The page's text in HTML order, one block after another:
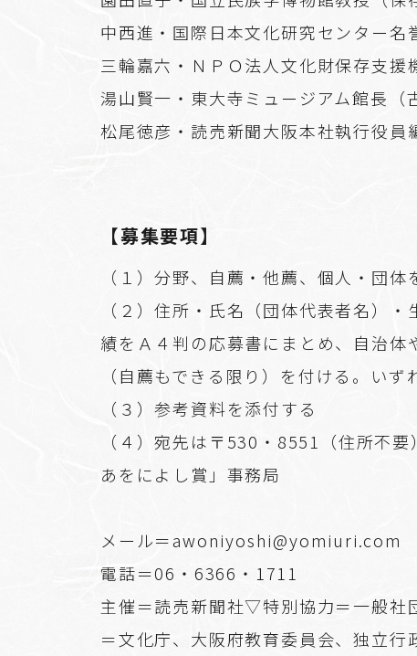
中西進・国際日本文化研究センター名
三輪嘉六・ＮＰＯ法人文化財保存支援
湯山賢一・東大寺ミュージアム館長（
松尾徳彦・読売新聞大阪本社執行役員
【募集要項】
（１）分野、自薦・他薦、個人・団体
（２）住所・氏名（団体代表者名）
績をＡ４判の応募書にまとめ、自治
（自薦もできる限り）を付ける。いず
（３）参考資料を添付する
（４）宛先は〒530・8551（住所不
あをによし賞」事務局
メール＝awoniyoshi@yomiuri.com
電話＝06・6366・1711
主催＝読売新聞社▽特別協力＝一般
＝文化庁、大阪府教育委員会、独立